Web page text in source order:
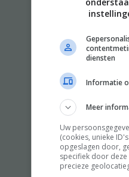
diensten
Informatie
Meer
Uw
(cookies, unieke
opgeslagen door,
specifiek door
precieze